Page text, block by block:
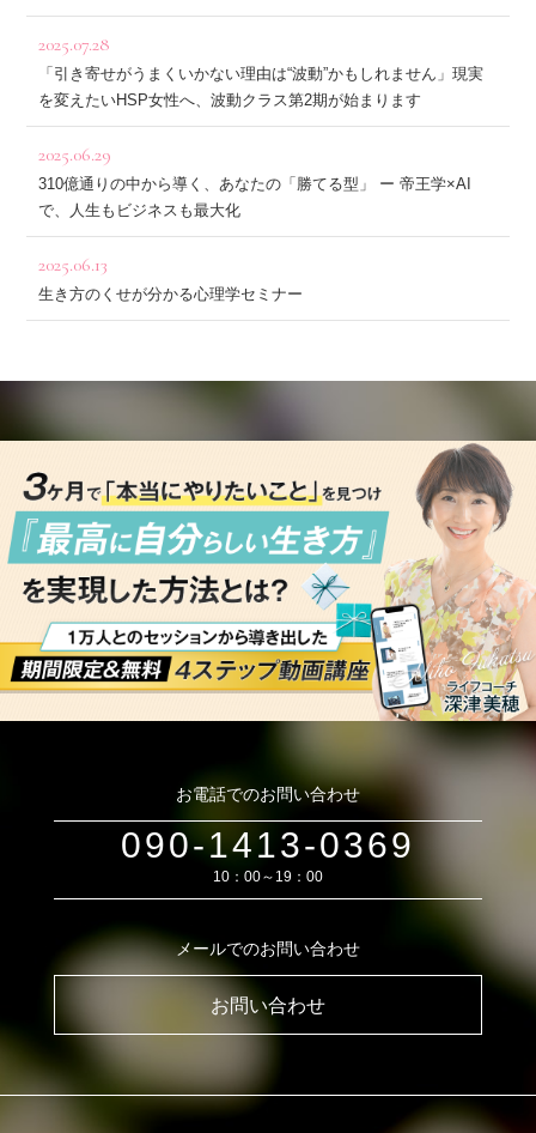
2025.07.28
「引き寄せがうまくいかない理由は“波動”かもしれません」現実
を変えたいHSP女性へ、波動クラス第2期が始まります
2025.06.29
310億通りの中から導く、あなたの「勝てる型」 ー 帝王学×AI
で、人生もビジネスも最大化
2025.06.13
生き方のくせが分かる心理学セミナー
お電話でのお問い合わせ
090-1413-0369
10：00～19：00
メールでのお問い合わせ
お問い合わせ